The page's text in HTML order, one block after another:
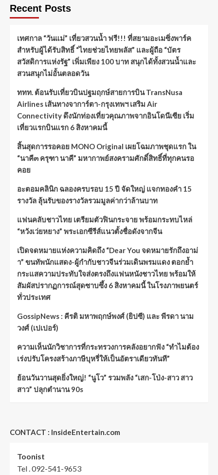
Recent Posts
เทศกาล “วันแม่” เที่ยวสวนน้ำ ฟรี!!! ที่สยามอะเมซิ่งพาร์ค
สำหรับผู้ได้รับสิทธิ์ “ไทยช่วยไทยพลัส” และผู้ถือ “บัตร
สวัสดิการแห่งรัฐ” เพิ่มเพียง 100 บาท สนุกได้ทั้งสวนน้ำและ
สวนสนุกไม่อั้นตลอดวัน
ททท. ต้อนรับเที่ยวบินปฐมฤกษ์สายการบิน TransNusa
Airlines เส้นทางจาการ์ตา-กรุงเทพฯ เสริม Air
Connectivity ดึงนักท่องเที่ยวคุณภาพจากอินโดนีเซีย เริ่ม
เที่ยวแรกบินแรก 6 สิงหาคมนี้
สิ้นสุดการรอคอย MONO Original เผยโฉมภาพชุดแรก ใน
“นาคี๓ ครุฑา นาคี” มหากาพย์สงครามศักดิ์สิทธิ์ที่ทุกคนรอ
คอย
อะตอมคลินิก ฉลองครบรอบ 15 ปี จัดใหญ่ แจกทองคำ 15
รางวัล ลุ้นรับของรางวัลรวมมูลค่ากว่าล้านบาท
แฟนคลับชาวไทย เตรียมตัวฟินกระจาย พร้อมกระทบไหล่
“หวังเว่ยหยาง” พระเอกซีรีส์แนวตั้งชื่อดังจากจีน
เปิดจดหมายแห่งความคิดถึง “Dear You จดหมายรักถึงอาม่
า” ขนทัพนักแสดง-ผู้กำกับชาวจีนร่วมเดินพรมแดง ตอกย้ำ
กระแสความประทับใจส่งตรงถึงแฟนหนังชาวไทย พร้อมให้
สัมผัสปรากฏการณ์สุดซาบซึ้ง 6 สิงหาคมนี้ ในโรงภาพยนตร์
ทั่วประเทศ
GossipNews : คีรติ มหาพฤกษ์พงศ์ (ยิปซี) และ พีรดา นาม
วงศ์ (เปเปอร์)
ความเห็นนักวิชาการที่กระทรวงการคลังอยากฟัง “ทำไมต้อง
เร่งปรับโครงสร้างภาษีบุหรี่ให้เป็นอัตราเดียวทันที”
ย้อนวันวานสุดยิ่งใหญ่! “นูโว” รวมพลัง “เสก-โป่ง-สาว สาว
สาว” ปลุกตำนาน 90s
CONTACT : InsideEntertain.com
Toonist
Tel . 092-541-9653